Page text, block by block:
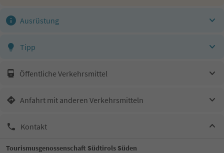
Ausrüstung
Tipp
Öffentliche Verkehrsmittel
Anfahrt mit anderen Verkehrsmitteln
Kontakt
Tourismusgenossenschaft Südtirols Süden